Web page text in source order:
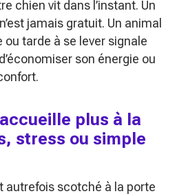
chien vit dans l’instant. Un
jamais gratuit. Un animal
ou tarde à se lever signale
son énergie ou
plus à la
stress ou simple
autrefois scotché à la porte